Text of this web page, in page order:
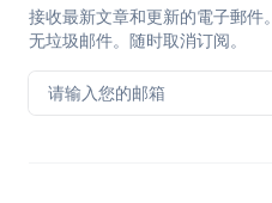
接收最新文章和更新的電子郵件。
无垃圾邮件。随时取消订阅。
请输入您的邮箱